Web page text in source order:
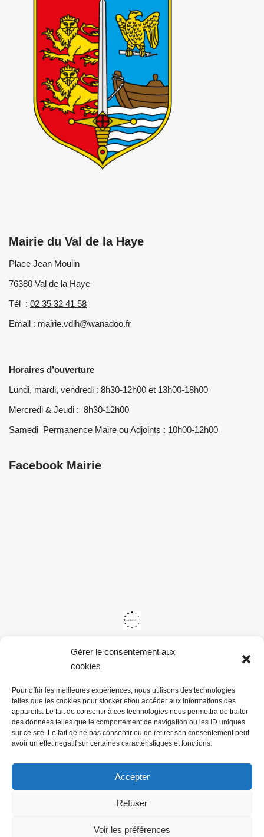
Gérer le consentement aux
cookies
Pour offrir les meilleures expériences, nous utilisons des technologies
telles que les cookies pour stocker et/ou accéder aux informations des
appareils. Le fait de consentir à ces technologies nous permettra de traiter
des données telles que le comportement de navigation ou les ID uniques
sur ce site. Le fait de ne pas consentir ou de retirer son consentement peut
avoir un effet négatif sur certaines caractéristiques et fonctions.
Accepter
Refuser
Voir les préférences
Mairie du Val de la Haye
Place Jean Moulin
76380 Val de la Haye
Tél : 02 35 32 41 58
Email : mairie.vdlh@wanadoo.fr
Horaires d’ouverture
Lundi, mardi, vendredi : 8h30-12h00 et 13h00-18h00
Mercredi & Jeudi : 8h30-12h00
Samedi Permanence Maire ou Adjoints : 10h00-12h00
Facebook Mairie